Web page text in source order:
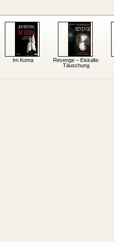
Im Koma
Revenge – Eiskalte
Täuschung